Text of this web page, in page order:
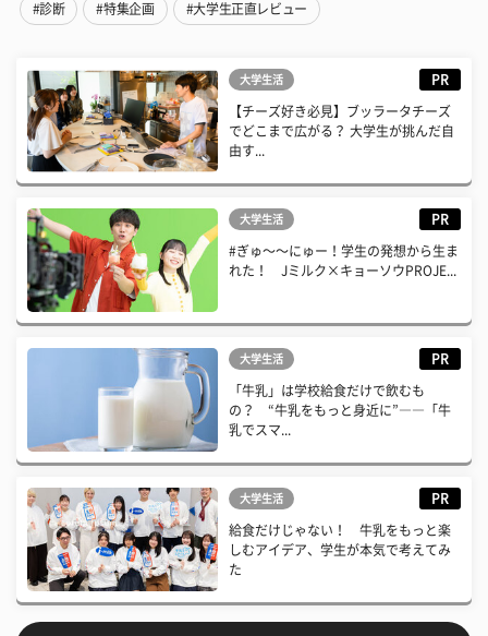
#診断 #特集企画 #大学生正直レビュー
大学生活 PR
【チーズ好き必見】ブッラータチーズ
でどこまで広がる？ 大学生が挑んだ自
由す...
大学生活 PR
#ぎゅ〜〜にゅー！学生の発想から生ま
れた！ Jミルク×キョーソウPROJE...
大学生活 PR
「牛乳」は学校給食だけで飲むも
の？ “牛乳をもっと身近に”――「牛
乳でスマ...
大学生活 PR
給食だけじゃない！ 牛乳をもっと楽
しむアイデア、学生が本気で考えてみ
た